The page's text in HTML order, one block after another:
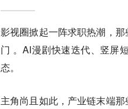
影视圈掀起一阵求职热潮，
门 。AI漫剧快速迭代、竖屏
态。
主角尚且如此，产业链末端